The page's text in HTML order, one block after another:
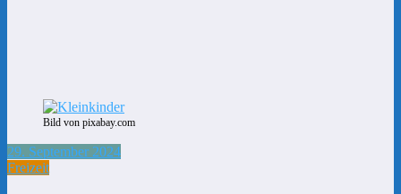
Bild von pixabay.com
29. September 2024
Freizeit